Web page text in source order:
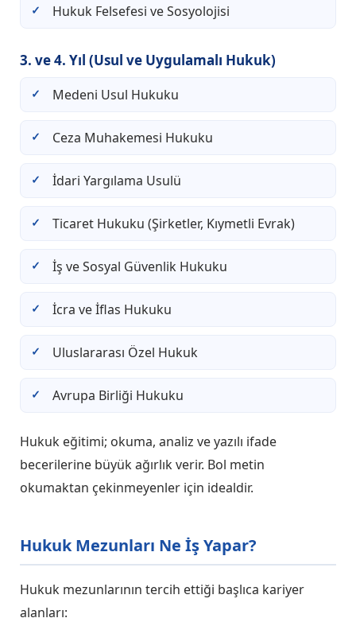
Hukuk Felsefesi ve Sosyolojisi
3. ve 4. Yıl (Usul ve Uygulamalı Hukuk)
Medeni Usul Hukuku
Ceza Muhakemesi Hukuku
İdari Yargılama Usulü
Ticaret Hukuku (Şirketler, Kıymetli Evrak)
İş ve Sosyal Güvenlik Hukuku
İcra ve İflas Hukuku
Uluslararası Özel Hukuk
Avrupa Birliği Hukuku
Hukuk eğitimi; okuma, analiz ve yazılı ifade
becerilerine büyük ağırlık verir. Bol metin
okumaktan çekinmeyenler için idealdir.
Hukuk Mezunları Ne İş Yapar?
Hukuk mezunlarının tercih ettiği başlıca kariyer
alanları: